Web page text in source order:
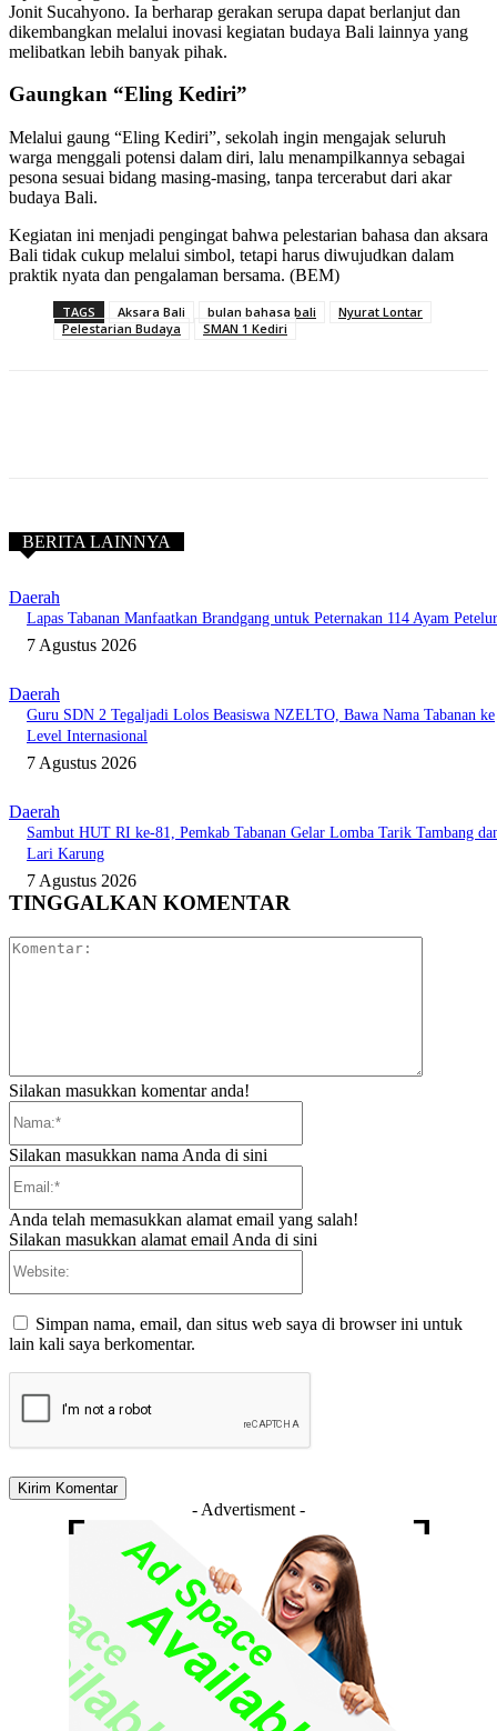
Jonit Sucahyono. Ia berharap gerakan serupa dapat berlanjut dan
dikembangkan melalui inovasi kegiatan budaya Bali lainnya yang
melibatkan lebih banyak pihak.
Gaungkan “Eling Kediri”
Melalui gaung “Eling Kediri”, sekolah ingin mengajak seluruh
warga menggali potensi dalam diri, lalu menampilkannya sebagai
pesona sesuai bidang masing-masing, tanpa tercerabut dari akar
budaya Bali.
Kegiatan ini menjadi pengingat bahwa pelestarian bahasa dan aksara
Bali tidak cukup melalui simbol, tetapi harus diwujudkan dalam
praktik nyata dan pengalaman bersama. (BEM)
TAGS Aksara Bali bulan bahasa bali
Nyurat Lontar
Pelestarian Budaya
SMAN 1 Kediri
BERITA LAINNYA
Daerah
Lapas Tabanan Manfaatkan Brandgang untuk Peternakan 114 Ayam Petelur
7 Agustus 2026
Daerah
Guru SDN 2 Tegaljadi Lolos Beasiswa NZELTO, Bawa Nama Tabanan ke
Level Internasional
7 Agustus 2026
Daerah
Sambut HUT RI ke-81, Pemkab Tabanan Gelar Lomba Tarik Tambang
Lari Karung
7 Agustus 2026
TINGGALKAN KOMENTAR
Silakan masukkan komentar anda!
Silakan masukkan nama Anda di sini
Anda telah memasukkan alamat email yang salah!
Silakan masukkan alamat email Anda di sini
Simpan nama, email, dan situs web saya di browser ini untuk
lain kali saya berkomentar.
- Advertisment -